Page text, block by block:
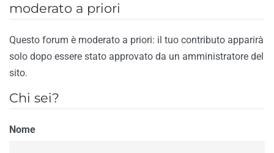
moderato a priori
Questo forum è moderato a priori: il tuo contributo apparirà
solo dopo essere stato approvato da un amministratore del
sito.
Chi sei?
Nome